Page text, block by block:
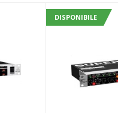
DISPONIBILE